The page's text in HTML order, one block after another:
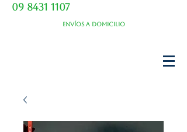
09 8431 1107
Envíos a domicilio